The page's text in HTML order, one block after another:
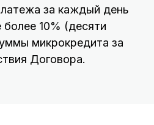
за каждый день
более 10% (десяти
микрокредита за
Договора.